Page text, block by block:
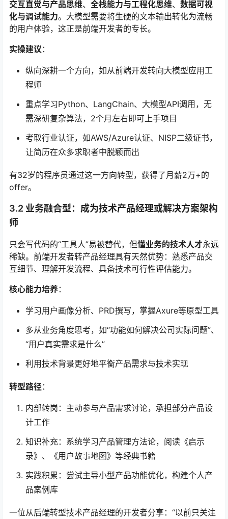
交互直觉与产品思维、 全栈能力与工程化思维、 数据可视
化与调试能力。大模型需要将生硬的文本输出转化为流畅
的用户体验，这正是前端开发者的专长。
实操建议 ：
纵向深耕一个方向，如从前端开发转向大模型应用工
程师
重点学习Python、LangChain、大模型API调用，无
需深研复杂算法，2个月左右即可上手项目
考取行业认证，如AWS/Azure认证、NISP二级证书，
让简历在众多求职者中脱颖而出
有32岁的程序员通过这一方向转型，获得了月薪2万+的
offer。
3.2 业务融合型：成为技术产品经理或解决方案架构
师
只会写代码的“工具人”易被替代，但懂业务的技术人才永远
稀缺。前端开发者转产品经理具有天然优势：熟悉产品交
互细节、理解开发流程、具备技术可行性评估能力。
核心能力培养：
学习用户画像分析、PRD撰写，掌握Axure等原型工具
多从业务角度思考，如“功能如何解决公司实际问题”、
“用户真实需求是什么”
利用技术背景更好地平衡产品需求与技术实现
转型路径：
内部转岗：主动参与产品需求讨论，承担部分产品设
计工作
知识补充：系统学习产品管理方法论，阅读《启示
录》、《用户故事地图》等经典书籍
实践积累：尝试主导小型产品功能优化，构建个人产
品案例库
一位从后端转型技术产品经理的开发者分享：“以前只关注